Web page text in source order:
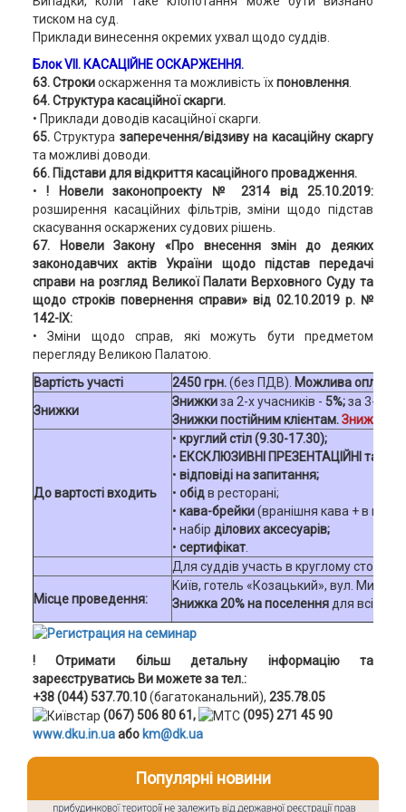
тиском на суд.
Приклади винесення окремих ухвал щодо суддів.
Блок VII. КАСАЦІЙНЕ ОСКАРЖЕННЯ.
63. Строкиоскарження та можливість їхпоновлення.
64. Структура касаційної скарги.
• Приклади доводів касаційної скарги.
65.Структура заперечення/відзиву на касаційну скаргу
та можливі доводи.
66. Підстави для відкриття касаційного провадження.
•! Новели законопроекту № 2314 від 25.10.2019:
розширення касаційних фільтрів, зміни щодо підстав
скасування оскаржених судових рішень.
67. Новели Закону «Про внесення змін до деяких
законодавчих актів України щодо підстав передачі
справи на розгляд Великої Палати Верховного Суду та
щодо строків повернення справи» від 02.10.2019 р. №
142-IX:
• Зміни щодо справ, які можуть бути предметом
перегляду Великою Палатою.
Вартість участі
2450 грн.(без ПДВ). Можлива оплата
Знижки
Знижкиза 2-х учасників - 5%;за 3-х та
Знижки постійним клієнтам.Знижка
До вартості входить
• круглий стіл (9.30-17.30);
• ЕКСКЛЮЗИВНІ ПРЕЗЕНТАЦІЙНІ та
• відповіді на запитання;
• обідв ресторані;
• кава-брейки(вранішня кава + в
• набір ділових аксесуарів;
• сертифікат.
Для суддів участь в круглому столі -
Місце проведення:
Київ, готель «Козацький», вул.
Знижка 20% на поселеннядля всіх
! Отримати більш детальну інформацію та
зареєструватись Ви можете за тел.:
+38 (044) 537.70.10(багатоканальний), 235.78.05
(067) 506 80 61,
(095) 271 45 90
www.dku.in.uaабо km@dk.ua
Популярні новини